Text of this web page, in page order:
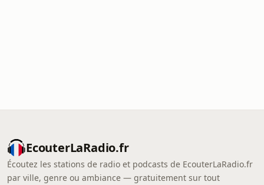
EcouterLaRadio.fr
Écoutez les stations de radio et podcasts de EcouterLaRadio.fr
par ville, genre ou ambiance — gratuitement sur tout